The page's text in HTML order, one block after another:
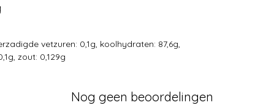
vetzuren: 0,1g, koolhydraten: 87,6g,
zout: 0,129g
Nog geen beoordelingen